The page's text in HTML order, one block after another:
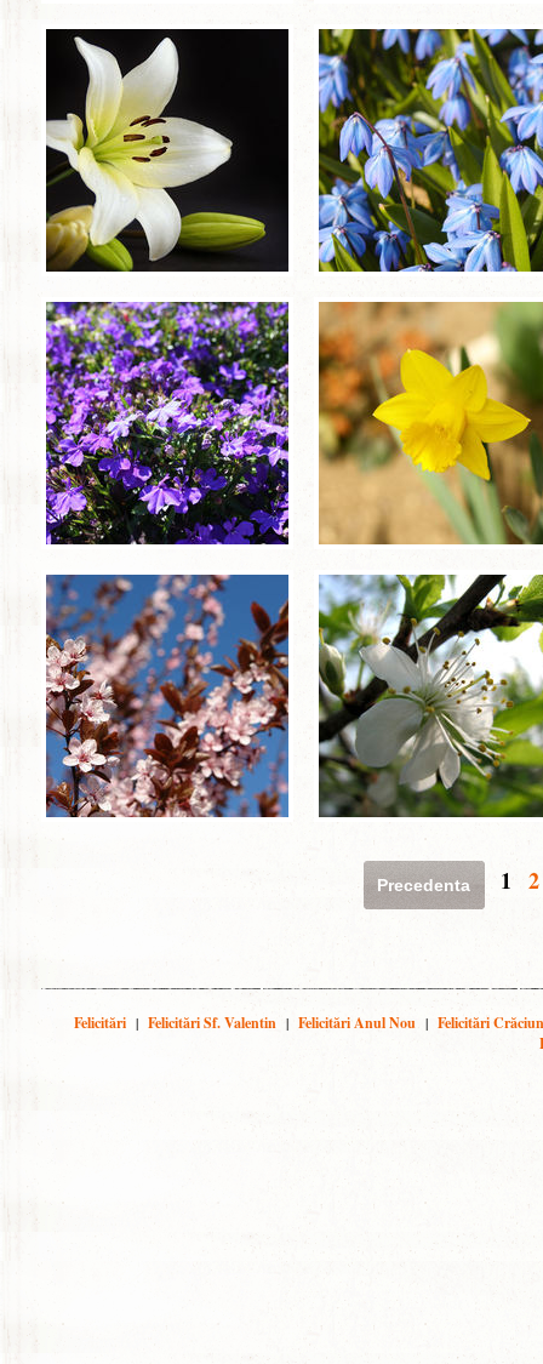
Precedenta 1 2
Felicitări | Felicitări Sf. Valentin | Felicitări Anul Nou | Felicitări